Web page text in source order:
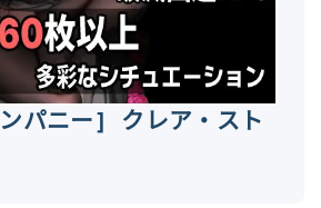
パニー] クレア・スト